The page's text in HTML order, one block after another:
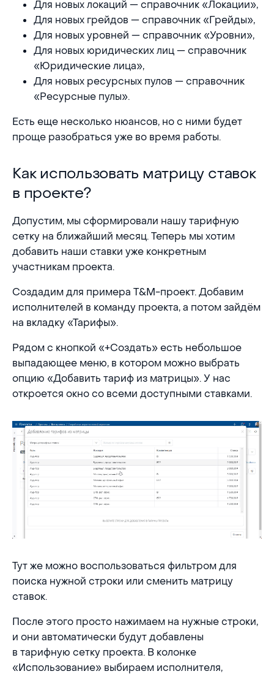
Для новых локаций — справочник «Локации»,
Для новых грейдов — справочник «Грейды»,
Для новых уровней — справочник «Уровни»,
Для новых юридических лиц — справочник
«Юридические лица»,
Для новых ресурсных пулов — справочник
«Ресурсные пулы».
Есть еще несколько нюансов, но с ними будет
проще разобраться уже во время работы.
Как использовать матрицу ставок в проекте?
Как использовать матрицу ставок
в проекте?
Допустим, мы сформировали нашу тарифную
сетку на ближайший месяц. Теперь мы хотим
добавить наши ставки уже конкретным
участникам проекта.
Создадим для примера T&M-проект. Добавим
исполнителей в команду проекта, а потом зайдём
на вкладку «Тарифы».
Рядом с кнопкой «+Создать» есть небольшое
выпадающее меню, в котором можно выбрать
опцию «Добавить тариф из матрицы». У нас
откроется окно со всеми доступными ставками.
Тут же можно воспользоваться фильтром для
поиска нужной строки или сменить матрицу
ставок.
После этого просто нажимаем на нужные строки,
и они автоматически будут добавлены
в тарифную сетку проекта. В колонке
«Использование» выбираем исполнителя,